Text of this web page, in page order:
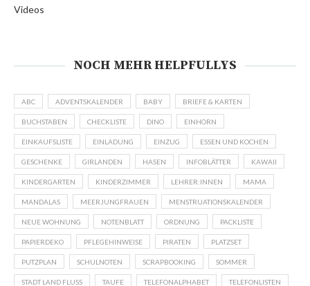
Videos
NOCH MEHR HELPFULLYS
ABC ADVENTSKALENDER BABY BRIEFE & KARTEN
BUCHSTABEN CHECKLISTE DINO EINHORN
EINKAUFSLISTE EINLADUNG EINZUG ESSEN UND KOCHEN
GESCHENKE GIRLANDEN HASEN INFOBLÄTTER KAWAII
KINDERGARTEN KINDERZIMMER LEHRER:INNEN MAMA
MANDALAS MEERJUNGFRAUEN MENSTRUATIONSKALENDER
NEUE WOHNUNG NOTENBLATT ORDNUNG PACKLISTE
PAPIERDEKO PFLEGEHINWEISE PIRATEN PLATZSET
PUTZPLAN SCHULNOTEN SCRAPBOOKING SOMMER
STADT LAND FLUSS TAUFE TELEFONALPHABET TELEFONLISTEN